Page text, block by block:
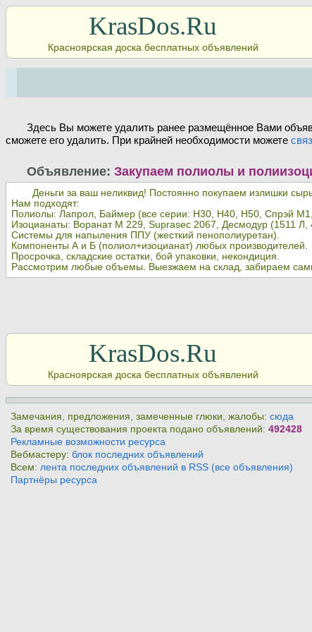
KrasDos.Ru
Красноярская доска бесплатных объявлений
Здесь Вы можете удалить ранее размещённое Вами
сможете его удалить. При крайней необходимости можете
Объявление:Закупаем полиолы и
Деньги за ваш неликвид! Постоянно покупаем излишки
Нам подходят:
Полиолы: Лапрол, Баймер (все серии: Н30, Н40, Н50, Спрэй
Изоцианаты: Воранат М 229, Suprasec 2067, Десмодур (1511
Системы для напыления ППУ (жесткий пенополиуретан).
Компоненты А и Б (полиол+изоцианат) любых производителей.
Просрочка, складские остатки, бой упаковки, некондиция.
Рассмотрим любые объемы. Выезжаем на склад, забираем
KrasDos.Ru
Красноярская доска бесплатных объявлений
Замечания, предложения, замеченные глюки, жалобы: сюда
За время существования проекта подано объявлений: 492428
Рекламные возможности ресурса
Вебмастеру: блок последних объявлений
Всем: лента последних объявлений в RSS (все объявления)
Партнёры ресурса